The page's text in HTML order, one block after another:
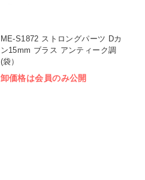
ME-S1872 ストロングパーツ Dカ
ン15mm ブラス アンティーク調
(袋）
卸価格は会員のみ公開